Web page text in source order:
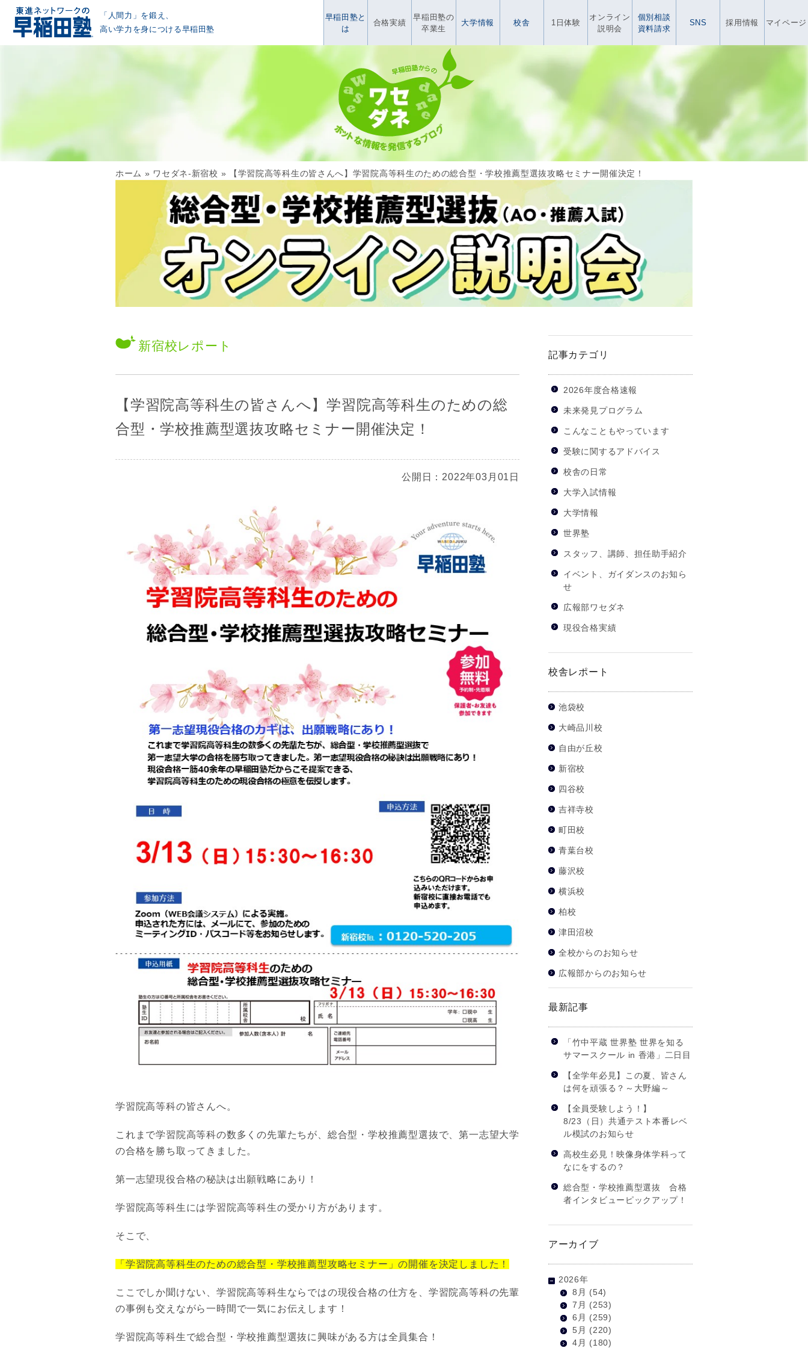
「人間力」を鍛え、
高い学力を身につける早稲田塾
早稲田塾と
は
合格実績
早稲田塾の
卒業生
大学情報 校舎 1日体験
オンライン
説明会
個別相談
資料請求
SNS 採用情報 マイページ
ホーム » ワセダネ-新宿校 » 【学習院高等科生の皆さんへ】学習院高等科生のための総合型・学校推薦型選抜攻略セミナー開催決定！
新宿校レポート
【学習院高等科生の皆さんへ】学習院高等科生のための総
合型・学校推薦型選抜攻略セミナー開催決定！
公開日：2022年03月01日
学習院高等科の皆さんへ。
これまで学習院高等科の数多くの先輩たちが、総合型・学校推薦型選抜で、第一志望大学
の合格を勝ち取ってきました。
第一志望現役合格の秘訣は出願戦略にあり！
学習院高等科生には学習院高等科生の受かり方があります。
そこで、
「学習院高等科生のための総合型・学校推薦型攻略セミナー」の開催を決定しました！
ここでしか聞けない、学習院高等科生ならではの現役合格の仕方を、学習院高等科の先輩
の事例も交えながら一時間で一気にお伝えします！
学習院高等科生で総合型・学校推薦型選抜に興味がある方は全員集合！
記事カテゴリ
2026年度合格速報
未来発見プログラム
こんなこともやっています
受験に関するアドバイス
校舎の日常
大学入試情報
大学情報
世界塾
スタッフ、講師、担任助手紹介
イベント、ガイダンスのお知ら
せ
広報部ワセダネ
現役合格実績
校舎レポート
池袋校
大崎品川校
自由が丘校
新宿校
四谷校
吉祥寺校
町田校
青葉台校
藤沢校
横浜校
柏校
津田沼校
全校からのお知らせ
広報部からのお知らせ
最新記事
「竹中平蔵 世界塾 世界を知る
サマースクール in 香港」二日目
【全学年必見】この夏、皆さん
は何を頑張る？～大野編～
【全員受験しよう！】
8/23（日）共通テスト本番レベ
ル模試のお知らせ
高校生必見！映像身体学科って
なにをするの？
総合型・学校推薦型選抜 合格
者インタビューピックアップ！
アーカイブ
2026年
8月 (54)
7月 (253)
6月 (259)
5月 (220)
4月 (180)